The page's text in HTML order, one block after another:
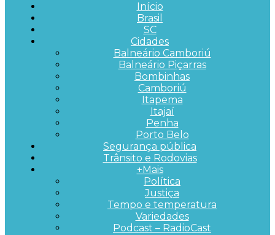
Início
Brasil
SC
Cidades
Balneário Camboriú
Balneário Piçarras
Bombinhas
Camboriú
Itapema
Itajaí
Penha
Porto Belo
Segurança pública
Trânsito e Rodovias
+Mais
Política
Justiça
Tempo e temperatura
Variedades
Podcast – RadioCast